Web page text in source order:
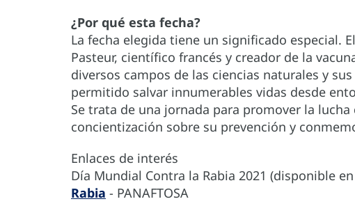
¿Por qué esta fecha?
La fecha elegida tiene un significado especial.
Pasteur, científico francés y creador de la
diversos campos de las ciencias naturales y
permitido salvar innumerables vidas desde
Se trata de una jornada para promover la
concientización sobre su prevención y
Enlaces de interés
Día Mundial Contra la Rabia 2021 (disponible en
Rabia - PANAFTOSA